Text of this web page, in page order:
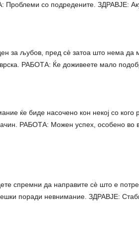
Проблеми со подредените. ЗДРАВЈЕ:
за љубов, пред сè затоа што нема да
РАБОТА: Ќе доживеете мало
ќе биде насочено кон некој со кого
РАБОТА: Можен успех, особено во
спремни да направите сè што е
поради невнимание. ЗДРАВЈЕ: